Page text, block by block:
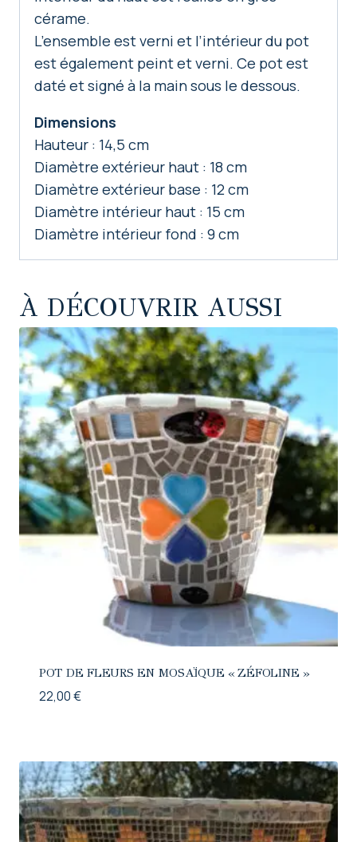
cérame.
L’ensemble est verni et l’intérieur du pot
est également peint et verni. Ce pot est
daté et signé à la main sous le dessous.
Dimensions
Hauteur : 14,5 cm
Diamètre extérieur haut : 18 cm
Diamètre extérieur base : 12 cm
Diamètre intérieur haut : 15 cm
Diamètre intérieur fond : 9 cm
POT DE FLEURS EN MOSAÏQUE « ZÉFOLINE »
22,00€